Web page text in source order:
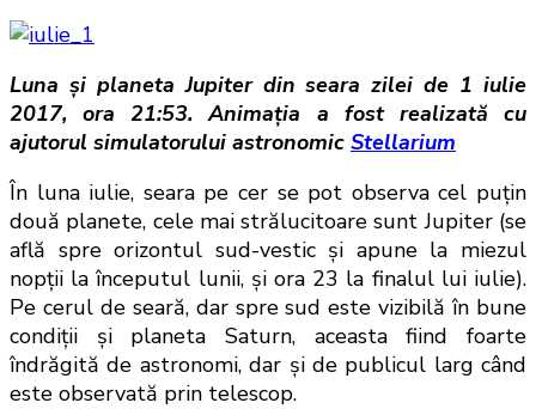
Luna şi planeta Jupiter din seara zilei de 1 iulie
2017, ora 21:53.Animaţia a fost realizată cu
ajutorul simulatorului astronomic Stellarium
În luna iulie, seara pe cer se pot observa cel puţin
două planete, cele mai strălucitoare sunt Jupiter (se
află spre orizontul sud-vestic şi apune la miezul
nopţii la începutul lunii, şi ora 23 la finalul lui iulie).
Pe cerul de seară, dar spre sud este vizibilă în bune
condiţii şi planeta Saturn, aceasta fiind foarte
îndrăgită de astronomi, dar şi de publicul larg când
este observată prin telescop.